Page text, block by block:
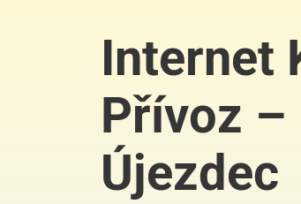
Internet
Přívoz –
Újezdec